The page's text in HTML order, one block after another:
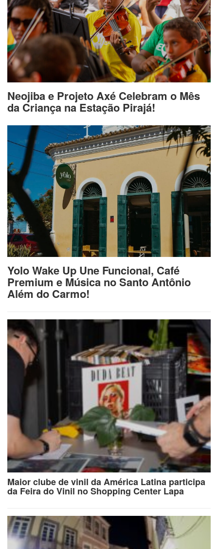
Neojiba e Projeto Axé Celebram o Mês
da Criança na Estação Pirajá!
Yolo Wake Up Une Funcional, Café
Premium e Música no Santo Antônio
Além do Carmo!
Maior clube de vinil da América Latina participa
da Feira do Vinil no Shopping Center Lapa